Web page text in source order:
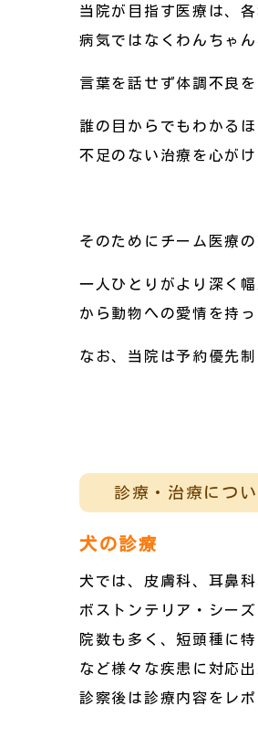
当院が目指す医療は、
病気ではなくわんちゃ
言葉を話せず体調不良
誰の目からでもわかる
不足のない治療を心がけ
そのためにチーム医療
一人ひとりがより深く
から動物への愛情を持
なお、当院は予約優先
診療・治療につ
犬の診療
犬では、皮膚科、耳鼻
ボストンテリア・シー
院数も多く、短頭種に
など様々な疾患に対応
診察後は診療内容をレ